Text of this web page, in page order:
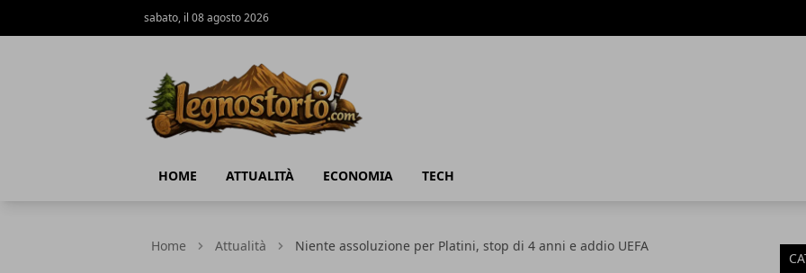
sabato, il 08 agosto 2026
HOME ATTUALITÀ ECONOMIA TECH
Home Attualità Niente assoluzione per Platini, stop di 4 anni e addio UEFA